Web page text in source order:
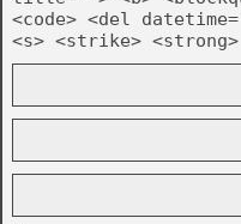
<code> <del
<s> <strike> <strong>